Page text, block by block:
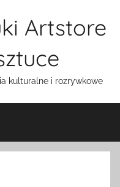
Artstore
kulturalne i rozrywkowe